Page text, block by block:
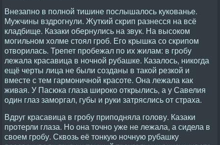
Внезапно в полной тишине послышалось кукованье.
Мужчины вздрогнули. Жуткий скрип разнесся на всё
кладбище. Казаки обернулись на звук. На высоком
могильном холме стоял гроб. Его крышка со скрипом
отворилась. Трепет пробежал по их жилам: в гробу
лежала красавица в ночной рубашке. Казалось, никогда
ещё черты лица не были созданы в такой резкой и
вместе с тем гармоничной красоте. Она лежала как
живая. У Пасюка глаза широко открылись, а у Савелия
один глаз заморгал, губы и руки затряслись от страха.
Вдруг красавица в гробу приподняла голову. Казаки
протерли глаза. Но она точно уже не лежала, а сидела в
своем гробу. Сквозь её тонкую ночную рубашку